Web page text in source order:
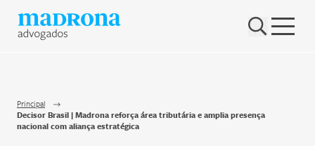
Nenhum resultado encontrado
Hub Madrona
Contato
Principal
Decisor Brasil | Madrona reforça área tributária e amplia presença
nacional com aliança estratégica